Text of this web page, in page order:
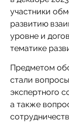
участники
развитию
уровне и
тематике
Предметом
стали
экспертного
а также